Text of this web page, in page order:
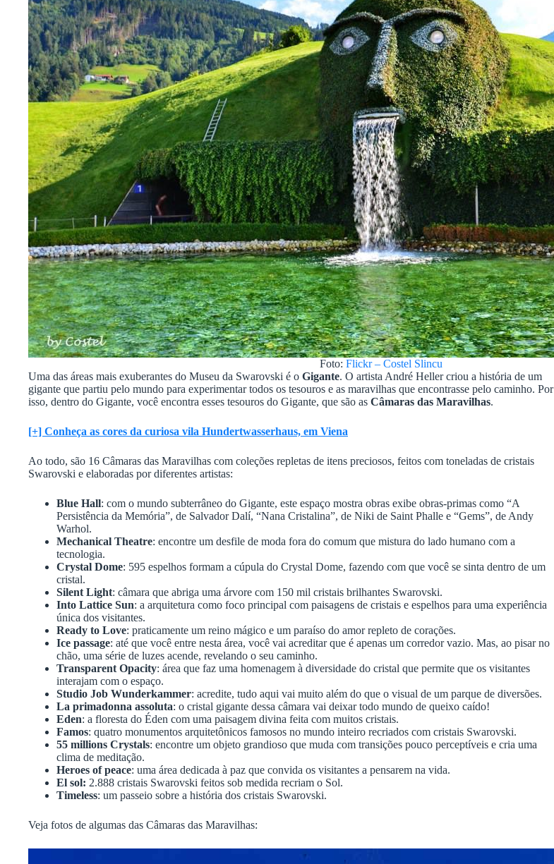
Foto: Flickr – Costel Slincu
Uma das áreas mais exuberantes do Museu da Swarovski é o Gigante. O artista André Heller criou a história de um
gigante que partiu pelo mundo para experimentar todos os tesouros e as maravilhas que encontrasse pelo caminho. Por
isso, dentro do Gigante, você encontra esses tesouros do Gigante, que são as Câmaras das Maravilhas.
[+] Conheça as cores da curiosa vila Hundertwasserhaus, em Viena
Ao todo, são 16 Câmaras das Maravilhas com coleções repletas de itens preciosos, feitos com toneladas de cristais
Swarovski e elaboradas por diferentes artistas:
Blue Hall: com o mundo subterrâneo do Gigante, este espaço mostra obras exibe obras-primas como “A
Persistência da Memória”, de Salvador Dalí, “Nana Cristalina”, de Niki de Saint Phalle e “Gems”, de Andy
Warhol.
Mechanical Theatre: encontre um desfile de moda fora do comum que mistura do lado humano com a
tecnologia.
Crystal Dome: 595 espelhos formam a cúpula do Crystal Dome, fazendo com que você se sinta dentro de um
cristal.
Silent Light: câmara que abriga uma árvore com 150 mil cristais brilhantes Swarovski.
Into Lattice Sun: a arquitetura como foco principal com paisagens de cristais e espelhos para uma experiência
única dos visitantes.
Ready to Love: praticamente um reino mágico e um paraíso do amor repleto de corações.
Ice passage: até que você entre nesta área, você vai acreditar que é apenas um corredor vazio. Mas, ao pisar no
chão, uma série de luzes acende, revelando o seu caminho.
Transparent Opacity: área que faz uma homenagem à diversidade do cristal que permite que os visitantes
interajam com o espaço.
Studio Job Wunderkammer: acredite, tudo aqui vai muito além do que o visual de um parque de diversões.
La primadonna assoluta: o cristal gigante dessa câmara vai deixar todo mundo de queixo caído!
Eden: a floresta do Éden com uma paisagem divina feita com muitos cristais.
Famos: quatro monumentos arquitetônicos famosos no mundo inteiro recriados com cristais Swarovski.
55 millions Crystals: encontre um objeto grandioso que muda com transições pouco perceptíveis e cria uma
clima de meditação.
Heroes of peace: uma área dedicada à paz que convida os visitantes a pensarem na vida.
El sol: 2.888 cristais Swarovski feitos sob medida recriam o Sol.
Timeless: um passeio sobre a história dos cristais Swarovski.
Veja fotos de algumas das Câmaras das Maravilhas: